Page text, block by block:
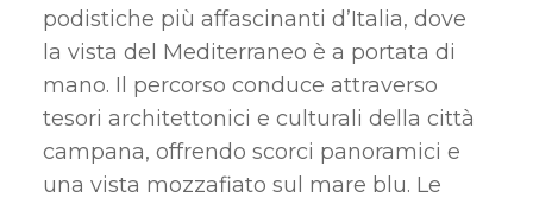
podistiche più affascinanti d’Italia, dove
la vista del Mediterraneo è a portata di
mano. Il percorso conduce attraverso
tesori architettonici e culturali della città
campana, offrendo scorci panoramici e
una vista mozzafiato sul mare blu. Le